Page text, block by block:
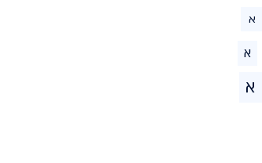
א
א
א